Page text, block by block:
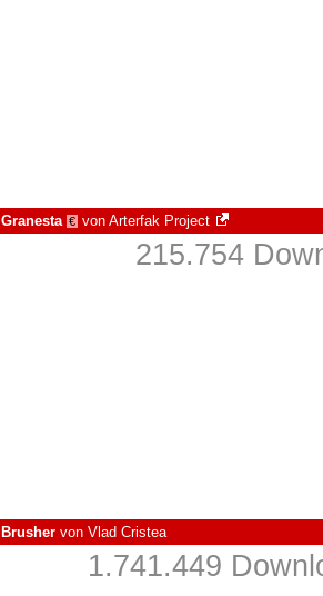
Granesta € von Arterfak Project
215.754
Brusher von Vlad Cristea
1.741.449